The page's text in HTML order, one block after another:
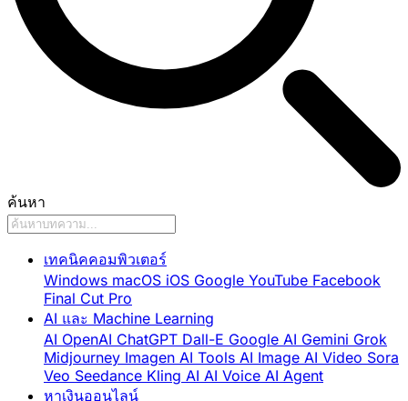
ค้นหา
เทคนิคคอมพิวเตอร์
Windows macOS iOS Google YouTube Facebook
Final Cut Pro
AI และ Machine Learning
AI OpenAI ChatGPT Dall-E Google AI Gemini Grok
Midjourney Imagen AI Tools AI Image AI Video Sora
Veo Seedance Kling AI AI Voice AI Agent
หาเงินออนไลน์